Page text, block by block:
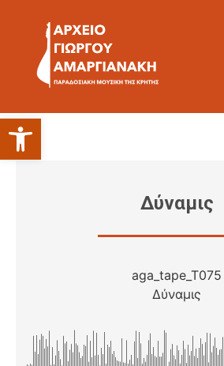
Ανοίξτε τη γραμμή εργαλείων
Δύναμις
aga_tape_T075
Δύναμις